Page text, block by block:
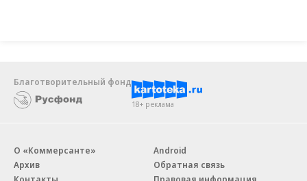
Благотворительный фонд
18+ реклама
О «Коммерсанте»
Архив
Android
Обратная связь